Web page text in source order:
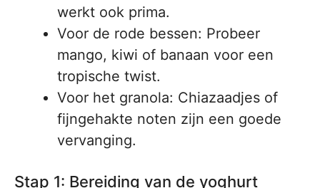
werkt ook prima.
Voor de rode bessen: Probeer
mango, kiwi of banaan voor een
tropische twist.
Voor het granola: Chiazaadjes of
fijngehakte noten zijn een goede
vervanging.
Stap 1: Bereiding van de yoghurt